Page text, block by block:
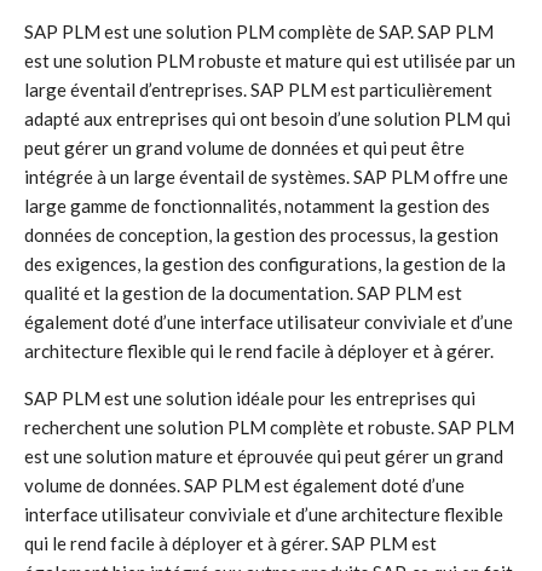
SAP PLM est une solution PLM complète de SAP. SAP PLM
est une solution PLM robuste et mature qui est utilisée par un
large éventail d’entreprises. SAP PLM est particulièrement
adapté aux entreprises qui ont besoin d’une solution PLM qui
peut gérer un grand volume de données et qui peut être
intégrée à un large éventail de systèmes. SAP PLM offre une
large gamme de fonctionnalités, notamment la gestion des
données de conception, la gestion des processus, la gestion
des exigences, la gestion des configurations, la gestion de la
qualité et la gestion de la documentation. SAP PLM est
également doté d’une interface utilisateur conviviale et d’une
architecture flexible qui le rend facile à déployer et à gérer.
SAP PLM est une solution idéale pour les entreprises qui
recherchent une solution PLM complète et robuste. SAP PLM
est une solution mature et éprouvée qui peut gérer un grand
volume de données. SAP PLM est également doté d’une
interface utilisateur conviviale et d’une architecture flexible
qui le rend facile à déployer et à gérer. SAP PLM est